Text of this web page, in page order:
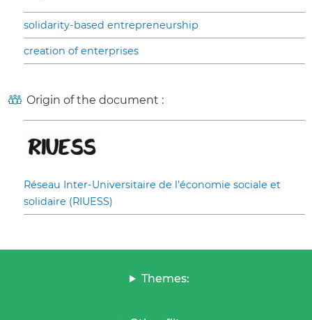
solidarity-based entrepreneurship
creation of enterprises
Origin of the document :
Réseau Inter-Universitaire de l’économie sociale et
solidaire (RIUESS)
Themes: